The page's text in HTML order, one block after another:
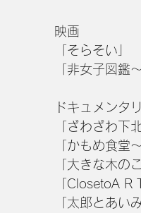
映画
「そらそい」
「非女子図鑑
ドキュメンタ
「ざわざわ下
「かもめ食堂
「大きな木の
「ClosetoA R
「太郎とあい